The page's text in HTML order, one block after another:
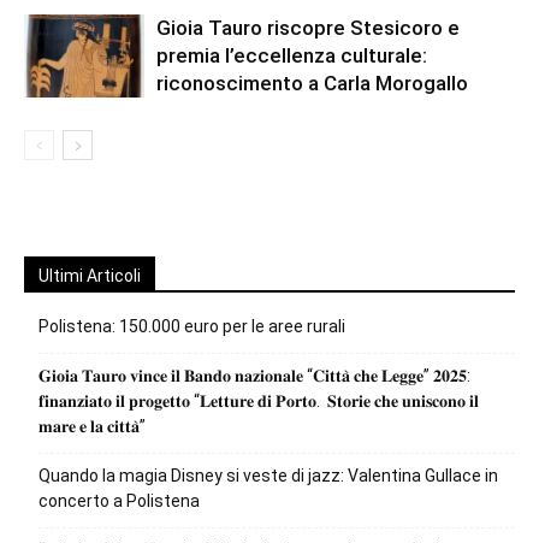
Gioia Tauro riscopre Stesicoro e
premia l’eccellenza culturale:
riconoscimento a Carla Morogallo
Ultimi Articoli
Polistena: 150.000 euro per le aree rurali
𝐆𝐢𝐨𝐢𝐚 𝐓𝐚𝐮𝐫𝐨 𝐯𝐢𝐧𝐜𝐞 𝐢𝐥 𝐁𝐚𝐧𝐝𝐨 𝐧𝐚𝐳𝐢𝐨𝐧𝐚𝐥𝐞 “𝐂𝐢𝐭𝐭𝐚̀ 𝐜𝐡𝐞 𝐋𝐞𝐠𝐠𝐞” 𝟐𝟎𝟐𝟓:
𝐟𝐢𝐧𝐚𝐧𝐳𝐢𝐚𝐭𝐨 𝐢𝐥 𝐩𝐫𝐨𝐠𝐞𝐭𝐭𝐨 “𝐋𝐞𝐭𝐭𝐮𝐫𝐞 𝐝𝐢 𝐏𝐨𝐫𝐭𝐨. 𝐒𝐭𝐨𝐫𝐢𝐞 𝐜𝐡𝐞 𝐮𝐧𝐢𝐬𝐜𝐨𝐧𝐨 𝐢𝐥
𝐦𝐚𝐫𝐞 𝐞 𝐥𝐚 𝐜𝐢𝐭𝐭𝐚̀”
Quando la magia Disney si veste di jazz: Valentina Gullace in
concerto a Polistena